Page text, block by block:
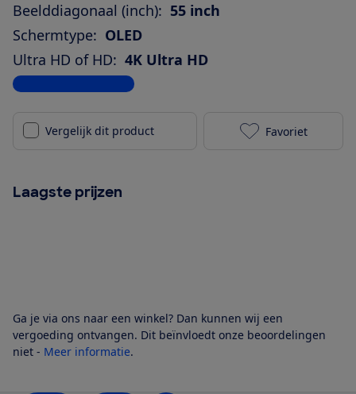
Beelddiagonaal (inch): 55 inch
Schermtype: OLED
Ultra HD of HD: 4K Ultra HD
Bekijk alle specificaties
Vergelijk dit product Samsung
Favoriet
Laagste prijzen
Ga je via ons naar een winkel? Dan kunnen wij een
vergoeding ontvangen. Dit beïnvloedt onze beoordelingen
niet - Meer informatie.